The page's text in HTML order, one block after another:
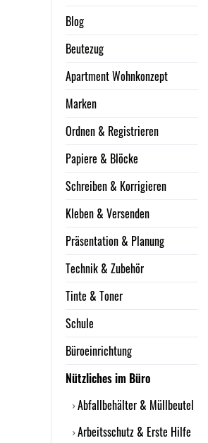
Blog
Beutezug
Apartment Wohnkonzept
Marken
Ordnen & Registrieren
Papiere & Blöcke
Schreiben & Korrigieren
Kleben & Versenden
Präsentation & Planung
Technik & Zubehör
Tinte & Toner
Schule
Büroeinrichtung
Nützliches im Büro
Abfallbehälter & Müllbeutel
Arbeitsschutz & Erste Hilfe